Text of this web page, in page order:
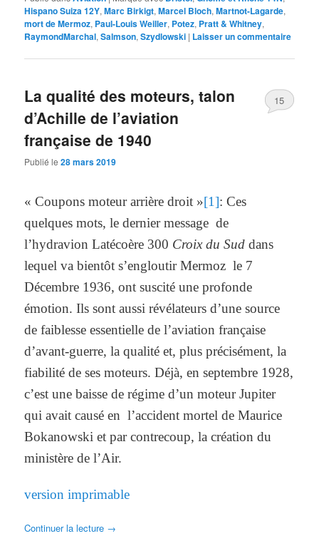
Hispano Suiza 12Y,Marc Birkigt,Marcel Bloch,Martnot-Lagarde,
mort de Mermoz, Paul-Louis Weiller, Potez, Pratt & Whitney,
RaymondMarchal,Salmson,Szydlowski | Laisser un commentaire
La qualité des moteurs, talon
d’Achille de l’aviation
française de 1940
Publié le28 mars 2019
15
« Coupons moteur arrière droit »[1]: Ces
quelques mots, le dernier message de
l’hydravion Latécoère 300 Croix du Sud dans
lequel va bientôt s’engloutir Mermoz le 7
Décembre 1936, ont suscité une profonde
émotion. Ils sont aussi révélateurs d’une source
de faiblesse essentielle de l’aviation française
d’avant-guerre, la qualité et, plus précisément, la
fiabilité de ses moteurs. Déjà, en septembre 1928,
c’est une baisse de régime d’un moteur Jupiter
qui avait causé en l’accident mortel de Maurice
Bokanowski et par contrecoup, la création du
ministère de l’Air.
version imprimable
Continuer la lecture →